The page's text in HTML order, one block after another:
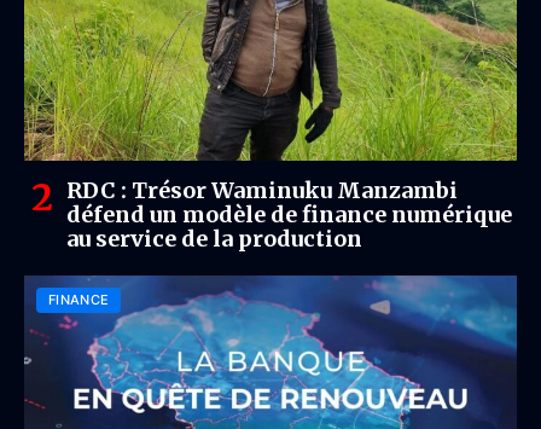
RDC : Trésor Waminuku Manzambi
défend un modèle de finance numérique
au service de la production
FINANCE